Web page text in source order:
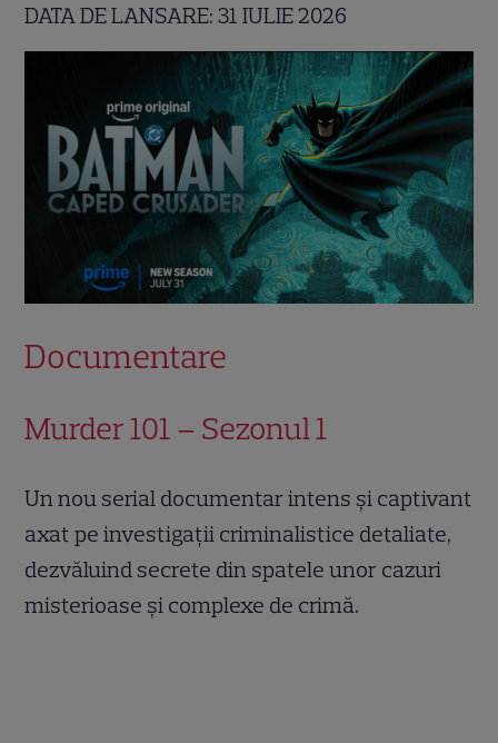
DATA DE LANSARE: 31 IULIE 2026
Documentare
Murder 101 – Sezonul 1
Un nou serial documentar intens și captivant
axat pe investigații criminalistice detaliate,
dezvăluind secrete din spatele unor cazuri
misterioase și complexe de crimă.